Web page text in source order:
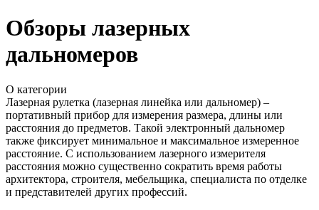
Обзоры лазерных
дальномеров
О категории
Лазерная рулетка (лазерная линейка или дальномер) –
портативный прибор для измерения размера, длины или
расстояния до предметов. Такой электронный дальномер
также фиксирует минимальное и максимальное измеренное
расстояние. С использованием лазерного измерителя
расстояния можно существенно сократить время работы
архитектора, строителя, мебельщика, специалиста по отделке
и представителей других профессий.